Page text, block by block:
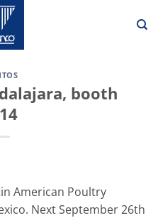
booth
American Poultry
Next September 26th